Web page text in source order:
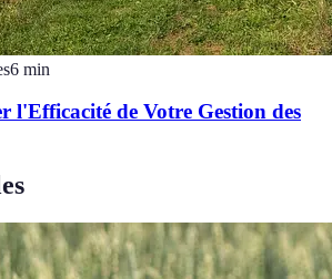
6 min
l'Efficacité de Votre Gestion des